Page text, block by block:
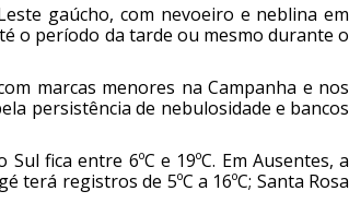
gaúcho, com nevoeiro e neblina em
o período da tarde ou mesmo durante o
marcas menores na Campanha e nos
persistência de nebulosidade e bancos
fica entre 6ºC e 19ºC. Em Ausentes, a
terá registros de 5ºC a 16ºC; Santa Rosa